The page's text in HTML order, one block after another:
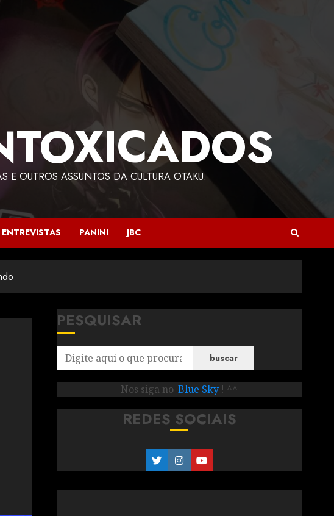
OUTROS ASSUNTOS DA CULTURA OTAKU.
ENTREVISTAS PANINI JBC
PESQUISAR
buscar
Nos siga no Blue Sky ! ^^
REDES SOCIAIS